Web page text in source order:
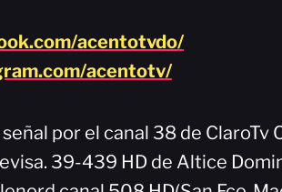
acentotvdo/
acentotv/
por el canal 38 de ClaroTv
39-439 HD de Altice